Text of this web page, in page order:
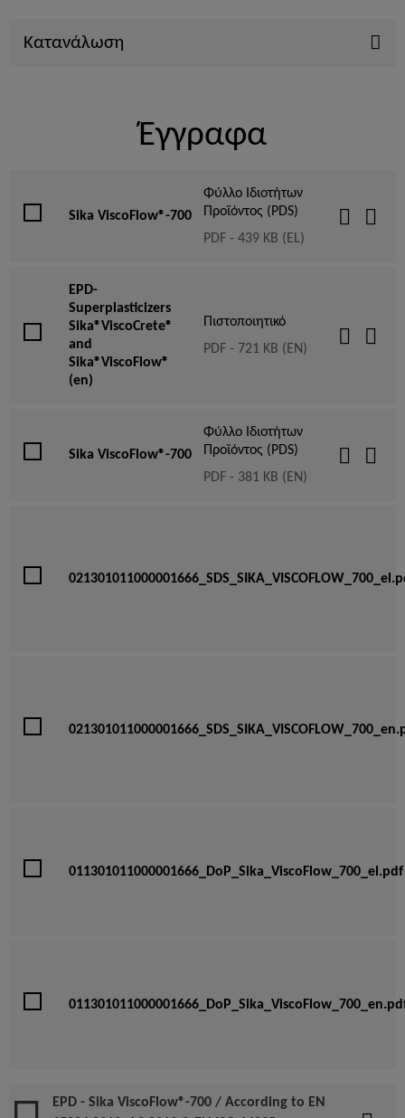
Κατανάλωση
Έγγραφα
Sika ViscoFlow®-700
Φύλλο Ιδιοτήτων
Προϊόντος (PDS)
PDF - 439 KB (EL)
EPD-
Superplasticizers
Sika®ViscoCrete®
and
Sika®ViscoFlow®
(en)
Πιστοποιητικό
PDF - 721 KB (EN)
Sika ViscoFlow®-700
Φύλλο Ιδιοτήτων
Προϊόντος (PDS)
PDF - 381 KB (EN)
011301011000001666_DoP_Sika_ViscoFlow_700_el.pdf
EPD - Sika ViscoFlow®-700 / According to EN